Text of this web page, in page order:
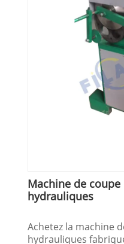
Machine de
hydrauliques
Achetez la machine
hydrauliques